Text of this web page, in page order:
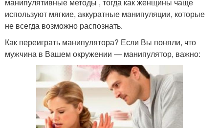
манипулятивные методы , тогда как женщины чаще
используют мягкие, аккуратные манипуляции, которые
не всегда возможно распознать.
Как переиграть манипулятора? Если Вы поняли, что
мужчина в Вашем окружении — манипулятор, важно: